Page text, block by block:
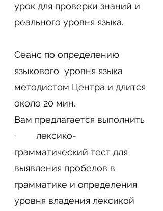
урок для проверки знаний и
реального уровня языка.
Сеанс по определению
языкового уровня языка
методистом Центра и длится
около 20 мин.
Вам предлагается выполнить
· лексико-
грамматический тест для
выявления пробелов в
грамматике и определения
уровня владения лексикой